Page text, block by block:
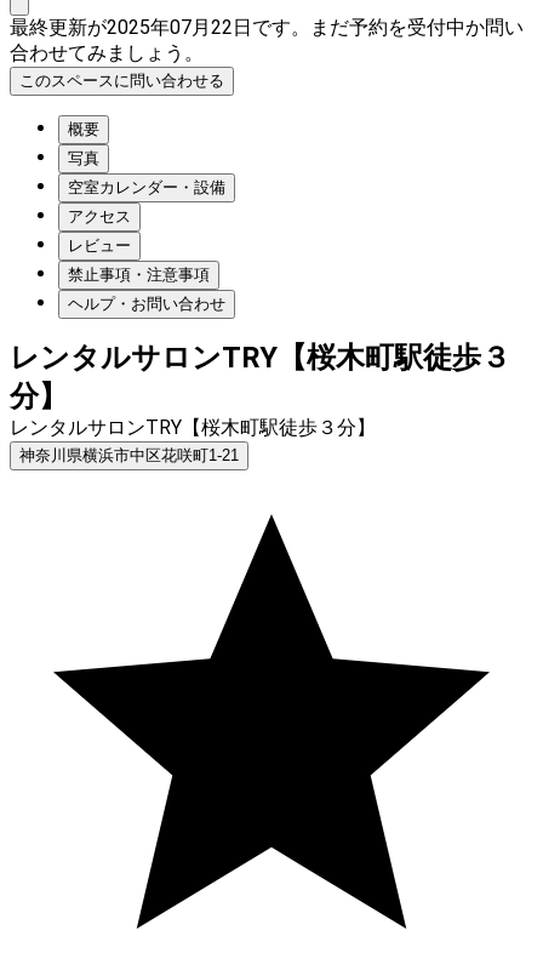
最終更新が2025年07月22日です。まだ予約を受付中か問い
合わせてみましょう。
このスペースに問い合わせる
概要
写真
空室カレンダー・設備
アクセス
レビュー
禁止事項・注意事項
ヘルプ・お問い合わせ
レンタルサロンTRY【桜木町駅徒歩３
分】
レンタルサロンTRY【桜木町駅徒歩３分】
神奈川県横浜市中区花咲町1-21